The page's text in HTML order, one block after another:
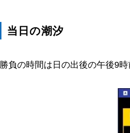
当日の潮汐
勝負の時間は日の出後の午後9時